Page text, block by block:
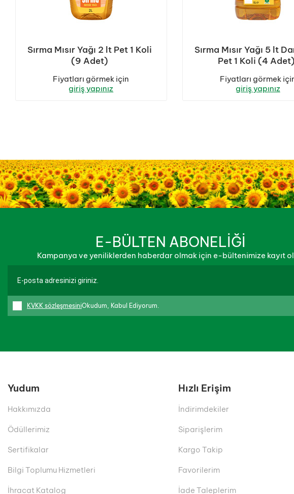
Sırma Mısır Yağı 2 lt Pet 1 Koli
(9 Adet)
Fiyatları görmek için
giriş yapınız
Sırma Mısır Yağı 5 lt
Pet 1 Koli (4 Adet)
Fiyatları görmek
giriş yapınız
E-BÜLTEN ABONELİĞİ
Kampanya ve yeniliklerden haberdar olmak için e-bültenimize kayıt
KVKK sözleşmesiniOkudum, Kabul Ediyorum.
Yudum
Hakkımızda
Ödüllerimiz
Sertifikalar
Bilgi Toplumu Hizmetleri
İhracat Katalog
Hızlı Erişim
İndirimdekiler
Siparişlerim
Kargo Takip
Favorilerim
İade Taleplerim